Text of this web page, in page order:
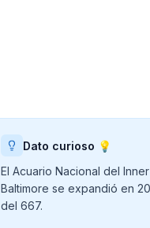
Dato curioso 💡
El Acuario Nacional del
Baltimore se expandió en
del 667.